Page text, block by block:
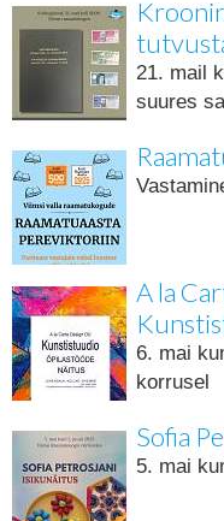
21. mail
suures
A la
6. mai
korrusel
Sofia
5. mai